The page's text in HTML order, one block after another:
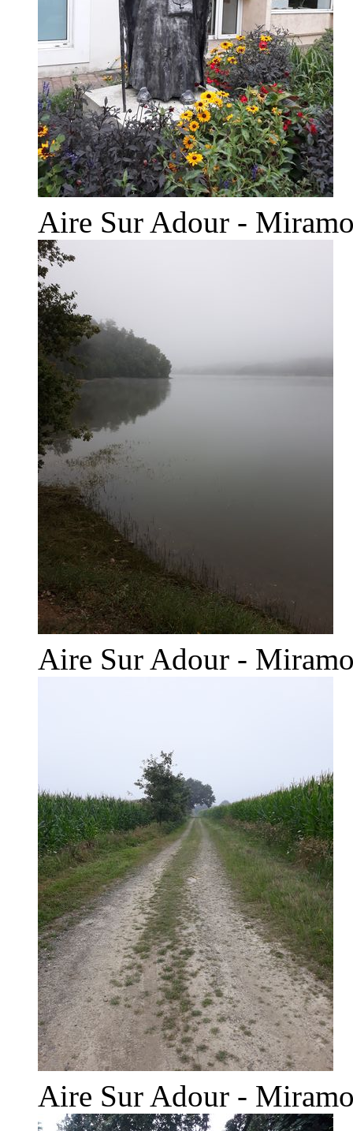
Aire Sur Adour -
Aire Sur Adour -
Aire Sur Adour -